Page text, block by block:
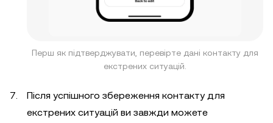
Перш як підтверджувати, перевірте дані контакту для
екстрених ситуацій.
Після успішного збереження контакту для
екстрених ситуацій ви завжди можете